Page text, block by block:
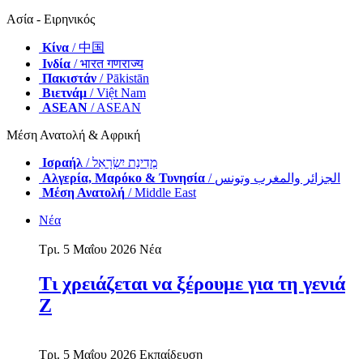
Ασία - Ειρηνικός
Κίνα / 中国
Ινδία / भारत गणराज्य
Πακιστάν / Pākistān
Βιετνάμ / Việt Nam
ASEAN / ASEAN
Μέση Ανατολή & Αφρική
Ισραήλ
/ מְדִינַת יִשְׂרָאֵל
Αλγερία, Μαρόκο & Τυνησία
/ الجزائر والمغرب وتونس
Μέση Ανατολή / Middle East
Νέα
Τρι. 5 Μαΐου 2026 Νέα
Τι χρειάζεται να ξέρουμε για τη γενιά
Ζ
Τρι. 5 Μαΐου 2026 Εκπαίδευση